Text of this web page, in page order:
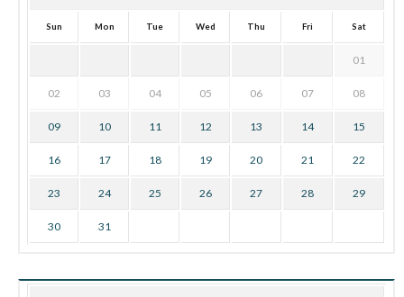
Sun Mon Tue Wed Thu Fri Sat
01
02 03 04 05 06 07 08
09 10 11 12 13 14 15
16 17 18 19 20 21 22
23 24 25 26 27 28 29
30 31